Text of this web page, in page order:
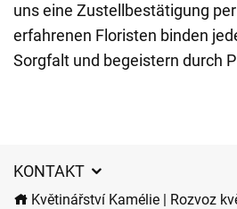
uns eine Zustellbestätigung
erfahrenen Floristen binden
Sorgfalt und begeistern durch
KONTAKT
Květinářství Kamélie | Rozvoz